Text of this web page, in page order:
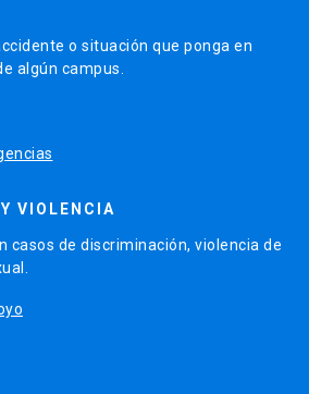
o situación que ponga en
algún campus.
VIOLENCIA
casos de discriminación, violencia de